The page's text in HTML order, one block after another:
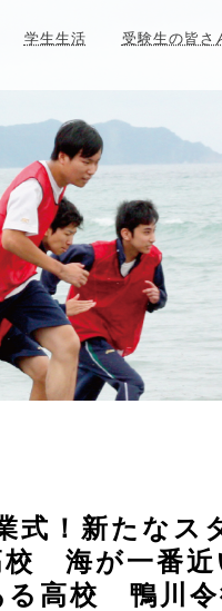
学生生活 受験生の皆さ
式！新たな
海が一番
高校 鴨川令